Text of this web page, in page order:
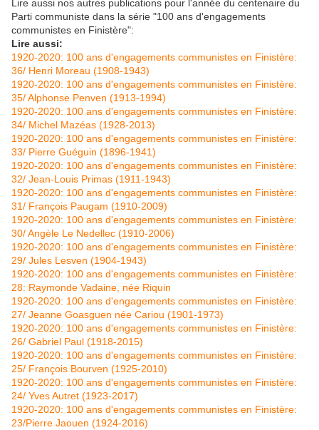
Lire aussi nos autres publications pour l'année du centenaire du
Parti communiste dans la série "100 ans d'engagements
communistes en Finistère":
Lire aussi:
1920-2020: 100 ans d'engagements communistes en Finistère:
36/ Henri Moreau (1908-1943)
1920-2020: 100 ans d'engagements communistes en Finistère:
35/ Alphonse Penven (1913-1994)
1920-2020: 100 ans d'engagements communistes en Finistère:
34/ Michel Mazéas (1928-2013)
1920-2020: 100 ans d'engagements communistes en Finistère:
33/ Pierre Guéguin (1896-1941)
1920-2020: 100 ans d'engagements communistes en Finistère:
32/ Jean-Louis Primas (1911-1943)
1920-2020: 100 ans d'engagements communistes en Finistère:
31/ François Paugam (1910-2009)
1920-2020: 100 ans d'engagements communistes en Finistère:
30/ Angèle Le Nedellec (1910-2006)
1920-2020: 100 ans d'engagements communistes en Finistère:
29/ Jules Lesven (1904-1943)
1920-2020: 100 ans d'engagements communistes en Finistère:
28: Raymonde Vadaine, née Riquin
1920-2020: 100 ans d'engagements communistes en Finistère:
27/ Jeanne Goasguen née Cariou (1901-1973)
1920-2020: 100 ans d'engagements communistes en Finistère:
26/ Gabriel Paul (1918-2015)
1920-2020: 100 ans d'engagements communistes en Finistère:
25/ François Bourven (1925-2010)
1920-2020: 100 ans d'engagements communistes en Finistère:
24/ Yves Autret (1923-2017)
1920-2020: 100 ans d'engagements communistes en Finistère:
23/Pierre Jaouen (1924-2016)